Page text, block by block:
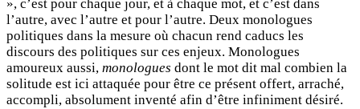
», c’est pour chaque jour, et à chaque mot, et c’est dans
l’autre, avec l’autre et pour l’autre. Deux monologues
politiques dans la mesure où chacun rend caducs les
discours des politiques sur ces enjeux. Monologues
amoureux aussi, monologues dont le mot dit mal combien la
solitude est ici attaquée pour être ce présent offert, arraché,
accompli, absolument inventé afin d’être infiniment désiré.